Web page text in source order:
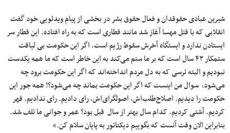
شیرین عبادی حقوقدان و فعال حقوق بشر در بخشی از پیام ویدئویی خود گفت
انقلابی که با قتل مهسا آغاز شد مانند قطاری است که به راه افتاده. این قطار سر
ایستادن ندارد و ایستگاه آخرش سقوط رژیم است. اگر این حکومت بی لیاقت
ستمکار ۴۳ سال است که بر ما ستم می‌کند به این خاطر است که ما همه یکدست
نبودیم و البته ترسی که به دل مردم انداخته‌اند که اگر این حکومت برود چه
می‌شود، سوال من اینست که اگر این حکومت بماند چه می‌شود؟! همه جور این
حکومت را دیدیم. اصلاح‌طلب‌اش، اصولگرای‌اش، رای دادیم. رای ندادیم. قهر
کردیم. آشتی کردیم. کدام سال بهتر از سال قبل بود؟ عمر و جوانی ما تلف شد.
بنابراین الان وقت آنست که بگوییم دیکتاتور به پایان سلام کن.»